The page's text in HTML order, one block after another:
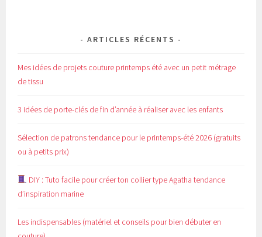
ARTICLES RÉCENTS
Mes idées de projets couture printemps été avec un petit métrage
de tissu
3 idées de porte-clés de fin d’année à réaliser avec les enfants
Sélection de patrons tendance pour le printemps-été 2026 (gratuits
ou à petits prix)
DIY : Tuto facile pour créer ton collier type Agatha tendance
d’inspiration marine
Les indispensables (matériel et conseils pour bien débuter en